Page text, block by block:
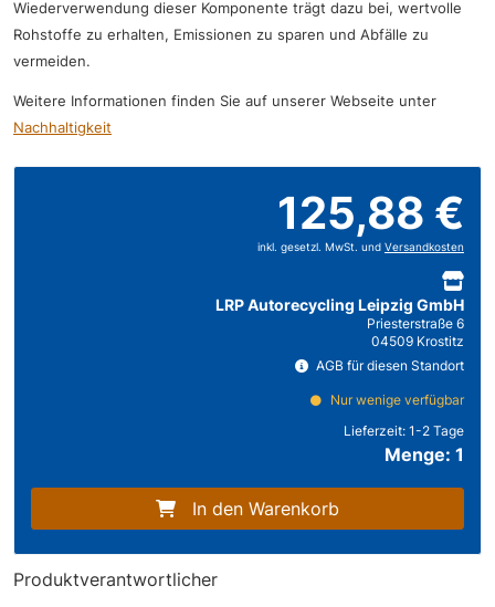
Wiederverwendung dieser Komponente trägt dazu bei, wertvolle
Rohstoffe zu erhalten, Emissionen zu sparen und Abfälle zu
vermeiden.
Weitere Informationen finden Sie auf unserer Webseite unter
Nachhaltigkeit
125,88 €
inkl. gesetzl. MwSt. und Versandkosten
LRP Autorecycling Leipzig GmbH
Priesterstraße 6
04509 Krostitz
AGB für diesen Standort
Nur wenige verfügbar
Lieferzeit: 1-2 Tage
Menge: 1
In den Warenkorb
Produktverantwortlicher